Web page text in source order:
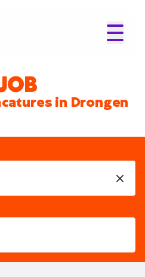
in Drongen